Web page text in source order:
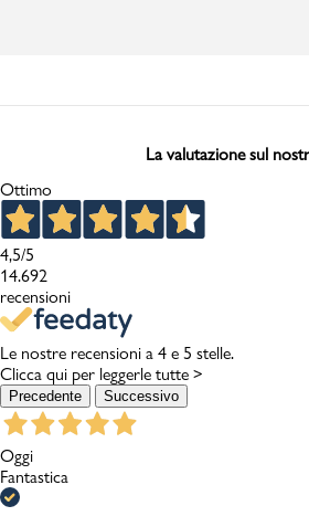
La valutazione sul
Ottimo
4,5/5
14.692
recensioni
Le nostre recensioni a 4 e 5 stelle.
Clicca qui per leggerle tutte >
Precedente Successivo
Oggi
Fantastica